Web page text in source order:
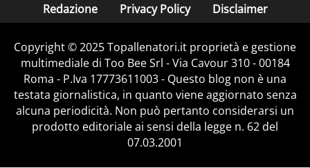
Redazione Privacy Policy Disclaimer
Copyright © 2025 Topallenatori.it proprietà e gestione
multimediale di Too Bee Srl - Via Cavour 310 - 00184
Roma - P.Iva 17773611003 - Questo blog non è una
testata giornalistica, in quanto viene aggiornato senza
alcuna periodicità. Non può pertanto considerarsi un
prodotto editoriale ai sensi della legge n. 62 del
07.03.2001